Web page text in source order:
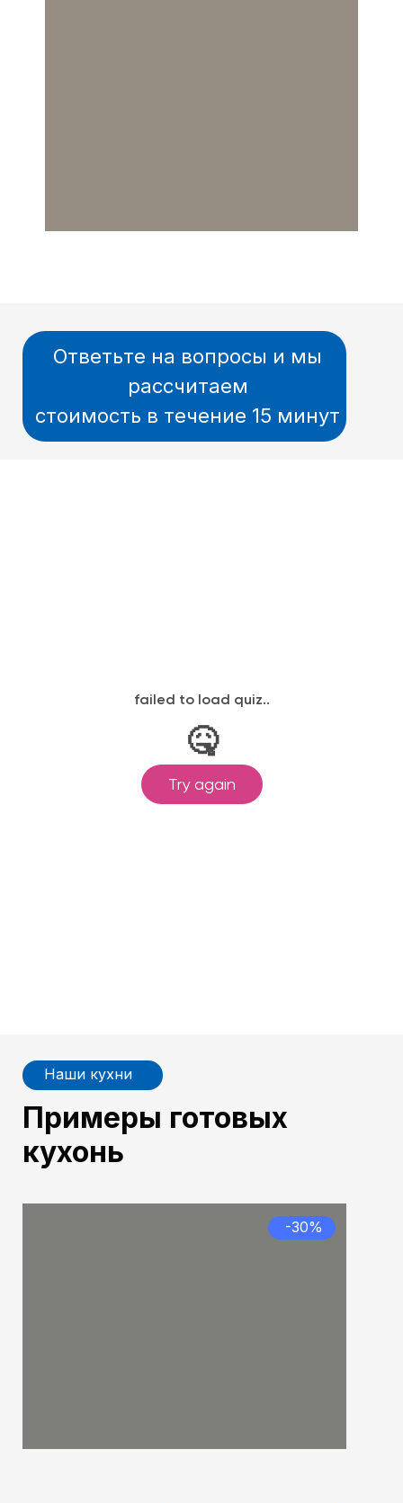
Ответьте на вопросы и мы
рассчитаем
стоимость в течение 15 минут
-30%
Примеры готовых
кухонь
Наши кухни